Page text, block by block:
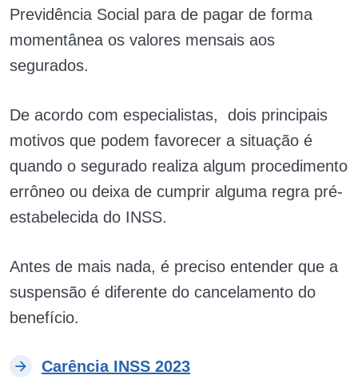
Previdência Social para de pagar de forma
momentânea os valores mensais aos
segurados.
De acordo com especialistas, dois principais
motivos que podem favorecer a situação é
quando o segurado realiza algum procedimento
errôneo ou deixa de cumprir alguma regra pré-
estabelecida do INSS.
Antes de mais nada, é preciso entender que a
suspensão é diferente do cancelamento do
benefício.
Carência INSS 2023